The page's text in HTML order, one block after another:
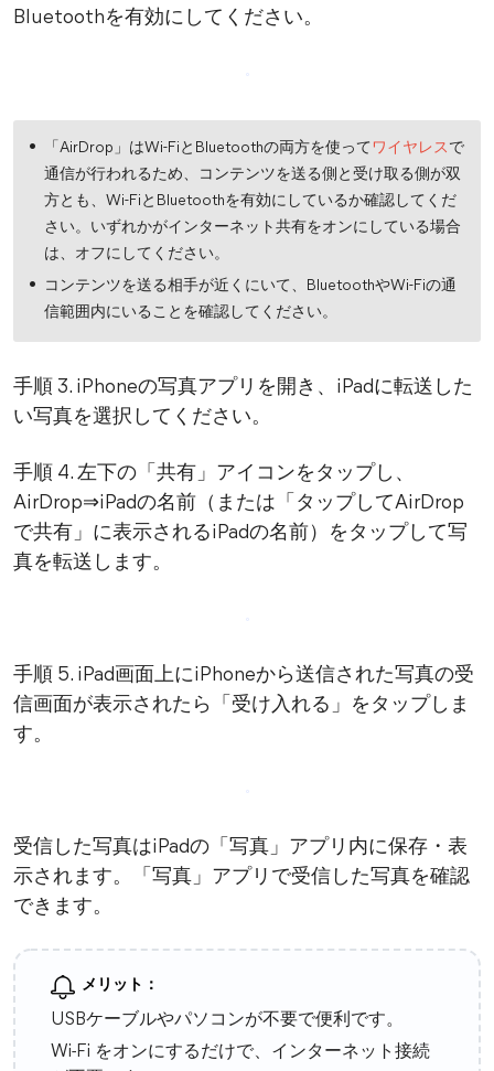
Bluetoothを有効にしてください。
「AirDrop」はWi-FiとBluetoothの両方を使って ワイヤレス で
通信が行われるため、コンテンツを送る側と受け取る側が双
方とも、Wi-FiとBluetoothを有効にしているか確認してくだ
さい。いずれかがインターネット共有をオンにしている場合
は、オフにしてください。
コンテンツを送る相手が近くにいて、BluetoothやWi-Fiの通
信範囲内にいることを確認してください。
手順 3. iPhoneの写真アプリを開き、iPadに転送した
い写真を選択してください。
手順 4. 左下の「共有」アイコンをタップし、
AirDrop⇒iPadの名前（または「タップしてAirDrop
で共有」に表示されるiPadの名前）をタップして写
真を転送します。
手順 5. iPad画面上にiPhoneから送信された写真の受
信画面が表示されたら「受け入れる」をタップしま
す。
受信した写真はiPadの「写真」アプリ内に保存・表
示されます。「写真」アプリで受信した写真を確認
できます。
メリット：
USBケーブルやパソコンが不要で便利です。
Wi-Fi をオンにするだけで、インターネット接続